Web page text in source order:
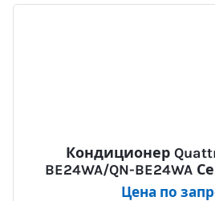
Кондиционер
BE24WA/QN-BE24WA
Цена по